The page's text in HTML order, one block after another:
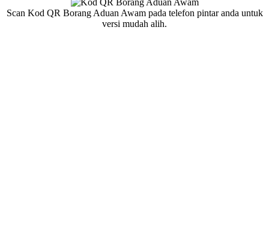
Scan Kod QR Borang Aduan Awam pada telefon pintar anda untuk
versi mudah alih.